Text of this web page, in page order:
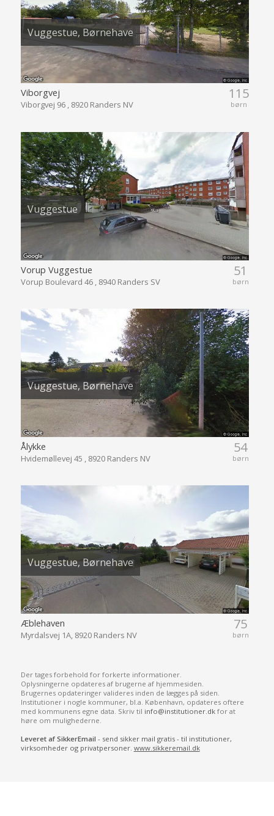
Vuggestue, Børnehave
115
børn
Viborgvej
Viborgvej 96 , 8920 Randers NV
Vuggestue
51
børn
Vorup Vuggestue
Vorup Boulevard 46 , 8940 Randers SV
Vuggestue, Børnehave
54
børn
Ålykke
Hvidemøllevej 45 , 8920 Randers NV
Vuggestue, Børnehave
75
børn
Æblehaven
Myrdalsvej 1A, 8920 Randers NV
Der tages forbehold for forkerte informationer.
Oplysningerne opdateres af brugerne af hjemmesiden.
Brugernes opdateringer valideres inden de lægges på siden.
Institutioner i nogle kommuner, bl.a. København, opdateres oftere
med kommunens egne data. Skriv til info@institutioner.dkfor at
høre om mulighederne.
Leveret af SikkerEmail - send sikker mail gratis - til institutioner,
virksomheder og privatpersoner. www.sikkeremail.dk